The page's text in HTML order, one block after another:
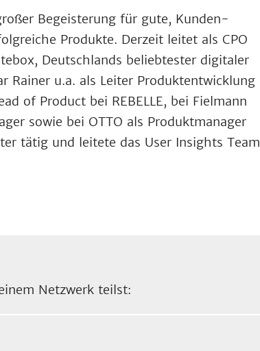
Begeisterung für gute, Kunden-
Produkte. Derzeit leitet als CPO
Deutschlands beliebtester digitaler
Rainer u.a. als Leiter Produktentwicklung
of Product bei REBELLE, bei Fielmann
sowie bei OTTO als Produktmanager
tätig und leitete das User Insights Team
Netzwerk teilst: